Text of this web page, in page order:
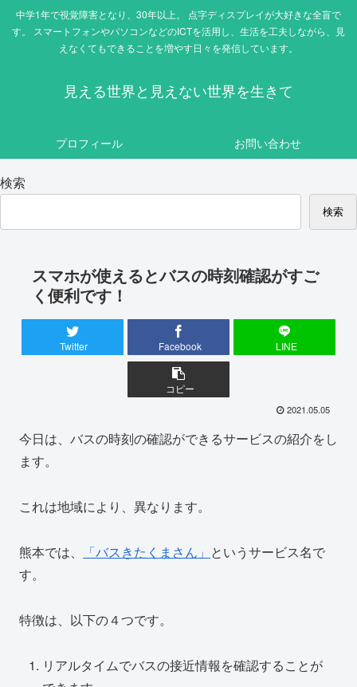
中学1年で視覚障害となり、30年以上。 点字ディスプレイが大好きな全盲で
す。 スマートフォンやパソコンなどのICTを活用し、生活を工夫しながら、見
えなくてもできることを増やす日々を発信しています。
見える世界と見えない世界を生きて
プロフィール お問い合わせ
検索
検索
スマホが使えるとバスの時刻確認がすご
く便利です！
Twitter Facebook LINE
コピー
2021.05.05
今日は、バスの時刻の確認ができるサービスの紹介をし
ます。
これは地域により、異なります。
熊本では、 「バスきたくまさん」 というサービス名で
す。
特徴は、以下の４つです。
リアルタイムでバスの接近情報を確認することが